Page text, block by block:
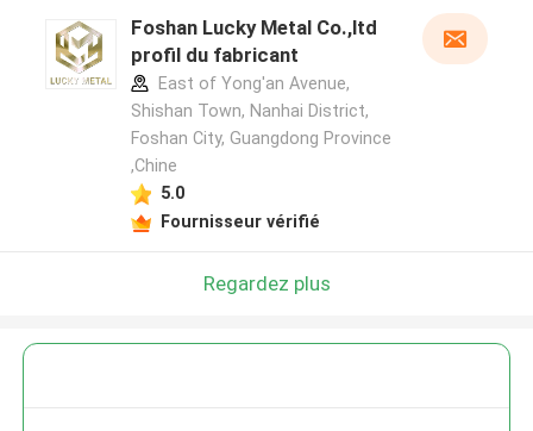
Foshan Lucky Metal Co.,ltd
profil du fabricant
East of Yong'an Avenue,
Shishan Town, Nanhai District,
Foshan City, Guangdong Province
,Chine
5.0
Fournisseur vérifié
Regardez plus